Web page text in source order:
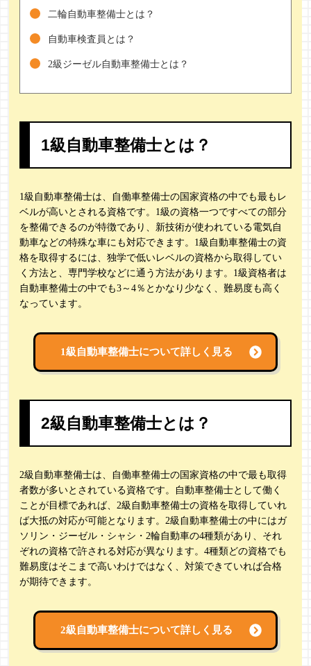
二輪自動車整備士とは？
自動車検査員とは？
2級ジーゼル自動車整備士とは？
1級自動車整備士とは？
1級自動車整備士は、自働車整備士の国家資格の中でも最もレ
ベルが高いとされる資格です。1級の資格一つですべての部分
を整備できるのが特徴であり、新技術が使われている電気自
動車などの特殊な車にも対応できます。1級自動車整備士の資
格を取得するには、独学で低いレベルの資格から取得してい
く方法と、専門学校などに通う方法があります。1級資格者は
自動車整備士の中でも3～4％とかなり少なく、難易度も高く
なっています。
1級自動車整備士について詳しく見る
2級自動車整備士とは？
2級自動車整備士は、自働車整備士の国家資格の中で最も取得
者数が多いとされている資格です。自動車整備士として働く
ことが目標であれば、2級自動車整備士の資格を取得していれ
ば大抵の対応が可能となります。2級自動車整備士の中にはガ
ソリン・ジーゼル・シャシ・2輪自動車の4種類があり、それ
ぞれの資格で許される対応が異なります。4種類どの資格でも
難易度はそこまで高いわけではなく、対策できていれば合格
が期待できます。
2級自動車整備士について詳しく見る